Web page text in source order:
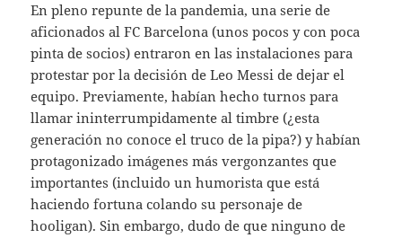
En pleno repunte de la pandemia, una serie de
aficionados al FC Barcelona (unos pocos y con poca
pinta de socios) entraron en las instalaciones para
protestar por la decisión de Leo Messi de dejar el
equipo. Previamente, habían hecho turnos para
llamar ininterrumpidamente al timbre (¿esta
generación no conoce el truco de la pipa?) y habían
protagonizado imágenes más vergonzantes que
importantes (incluido un humorista que está
haciendo fortuna colando su personaje de
hooligan). Sin embargo, dudo de que ninguno de